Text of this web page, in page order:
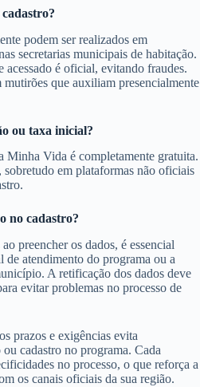
podem ser realizados em
secretarias municipais de habitação.
é oficial, evitando fraudes.
que auxiliam presencialmente
ou taxa inicial?
Minha Vida é completamente gratuita.
em plataformas não oficiais
no cadastro?
preencher os dados, é essencial
de atendimento do programa ou a
A retificação dos dados deve
evitar problemas no processo de
prazos e exigências evita
cadastro no programa. Cada
no processo, o que reforça a
os canais oficiais da sua região.